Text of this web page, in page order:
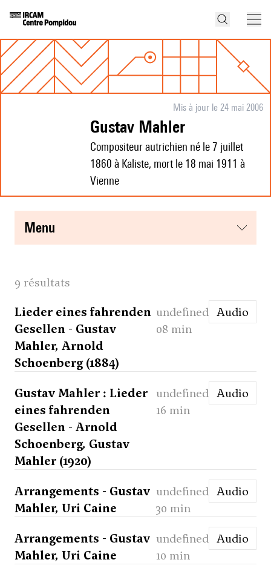
Mis à jour le 24 mai 2006
Gustav Mahler
Compositeur autrichien né le 7 juillet
1860 à Kaliste, mort le 18 mai 1911 à
Vienne
menu
9 résultats
Lieder eines fahrenden
Gesellen - Gustav
Mahler, Arnold
Schoenberg (1884)
undefined
08 min
Audio
Gustav Mahler : Lieder
eines fahrenden
Gesellen - Arnold
Schoenberg, Gustav
Mahler (1920)
undefined
16 min
Audio
Arrangements - Gustav
Mahler, Uri Caine
undefined
30 min
Audio
Arrangements - Gustav
Mahler, Uri Caine
undefined
10 min
Audio